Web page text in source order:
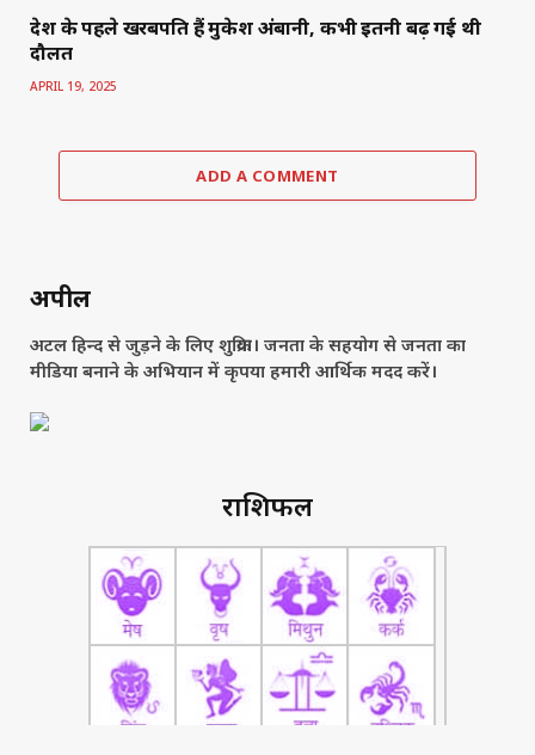
देश के पहले खरबपति हैं मुकेश अंबानी, कभी इतनी बढ़ गई थी
दौलत
APRIL 19, 2025
ADD A COMMENT
अपील
अटल हिन्द से जुड़ने के लिए शुक्रिया। जनता के सहयोग से जनता का
मीडिया बनाने के अभियान में कृपया हमारी आर्थिक मदद करें।
राशिफल